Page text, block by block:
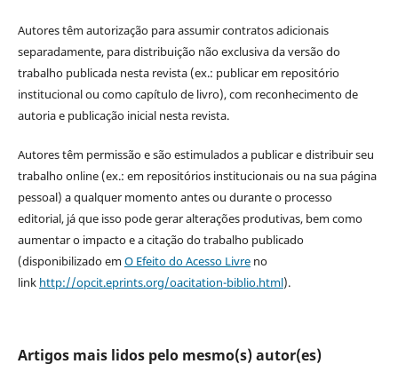
Autores têm autorização para assumir contratos adicionais
separadamente, para distribuição não exclusiva da versão do
trabalho publicada nesta revista (ex.: publicar em repositório
institucional ou como capítulo de livro), com reconhecimento de
autoria e publicação inicial nesta revista.
Autores têm permissão e são estimulados a publicar e distribuir seu
trabalho online (ex.: em repositórios institucionais ou na sua página
pessoal) a qualquer momento antes ou durante o processo
editorial, já que isso pode gerar alterações produtivas, bem como
aumentar o impacto e a citação do trabalho publicado
(disponibilizado emO Efeito do Acesso Livreno
link http://opcit.eprints.org/oacitation-biblio.html).
Artigos mais lidos pelo mesmo(s) autor(es)